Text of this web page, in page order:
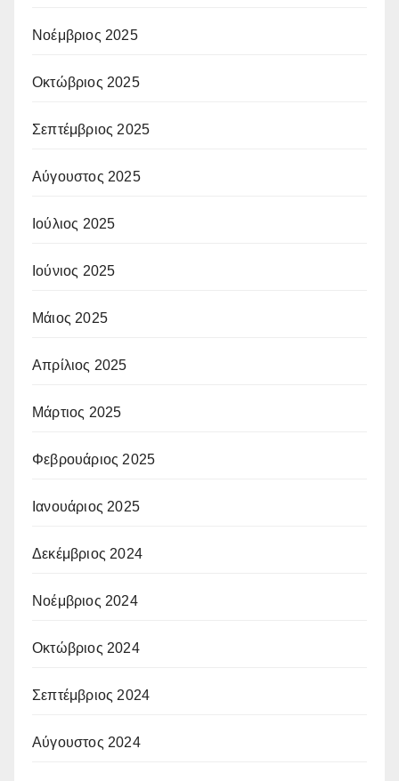
Νοέμβριος 2025
Οκτώβριος 2025
Σεπτέμβριος 2025
Αύγουστος 2025
Ιούλιος 2025
Ιούνιος 2025
Μάιος 2025
Απρίλιος 2025
Μάρτιος 2025
Φεβρουάριος 2025
Ιανουάριος 2025
Δεκέμβριος 2024
Νοέμβριος 2024
Οκτώβριος 2024
Σεπτέμβριος 2024
Αύγουστος 2024